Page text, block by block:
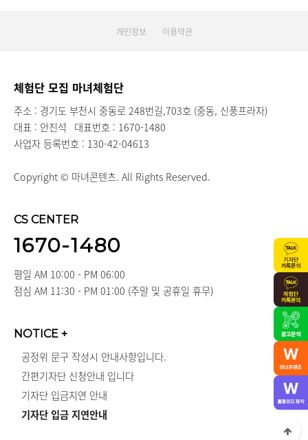
개인정보 이용약관
체험단 모집 마녀체험단
주소 : 경기도 부천시 중동로 248번길,703호 (중동, 신풍프라자)
대표 : 안진석 대표번호 : 1670-1480
사업자 등록번호 : 130-42-04613
Copyright © 마녀콘텐츠. All Rights Reserved.
CS CENTER
1670-1480
평일 AM 10:00 - PM 06:00
점심 AM 11:30 - PM 01:00 (주말 및 공휴일 휴무)
NOTICE +
공정위 문구 작성시 안내사항입니다.
간편기자단 신청안내 입니다
기자단 입금지연 안내
기자단 입금 지연안내